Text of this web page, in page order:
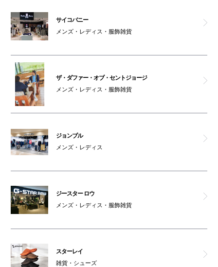
車椅子利用可能トイレ(4F)
アルマーニex
サイコバニー
メンズ・レディス・服飾雑貨
ザ・ダファー・オブ・セントジョージ
メンズ・レディス・服飾雑貨
ジョンブル
メンズ・レディス
ジースター ロウ
メンズ・レディス・服飾雑貨
スターレイ
雑貨・シューズ